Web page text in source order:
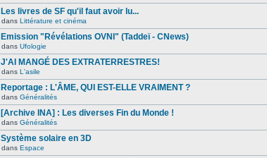
Les livres de SF qu'il faut avoir lu...
dans Littérature et cinéma
Emission "Révélations OVNI" (Taddeï - CNews)
dans Ufologie
J'AI MANGÉ DES EXTRATERRESTRES!
dans L'asile
Reportage : L'ÂME, QUI EST-ELLE VRAIMENT ?
dans Généralités
[Archive INA] : Les diverses Fin du Monde !
dans Généralités
Système solaire en 3D
dans Espace